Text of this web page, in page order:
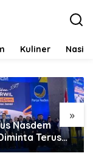
Kuliner
»
Nasdem
Terus
dan